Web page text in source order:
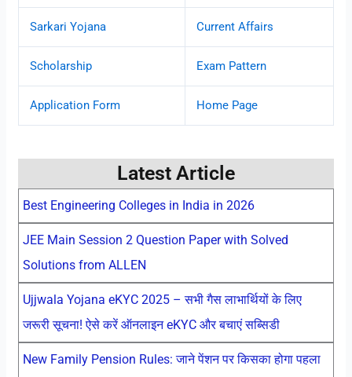
Sarkari Yojana Current Affairs
Scholarship Exam Pattern
Application Form Home Page
Latest Article
Best Engineering Colleges in India in 2026
JEE Main Session 2 Question Paper with Solved
Solutions from ALLEN
Ujjwala Yojana eKYC 2025 – सभी गैस लाभार्थियों के लिए
जरूरी सूचना! ऐसे करें ऑनलाइन eKYC और बचाएं सब्सिडी
New Family Pension Rules: जाने पेंशन पर किसका होगा पहला